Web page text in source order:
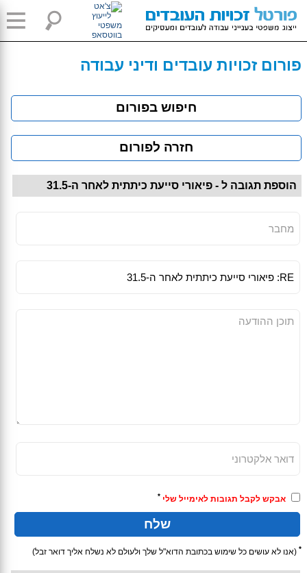
פורום זכויות עובדים ודיני עבודה
חיפוש בפורום
חזרה לפורום
הוספת תגובה ל - פיאורי סייעת כיתתית לאחר ה-31.5
אבקש לקבל תגובות לאימייל שלי *
* (אנו לא עושים כל שימוש בכתובת הדוא"ל שלך ולעולם לא נשלח אליך דואר זבל)